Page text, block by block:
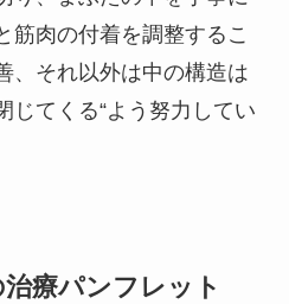
筋肉の付着を調整するこ
、それ以外は中の構造は
じてくる“よう努力してい
療パンフレット